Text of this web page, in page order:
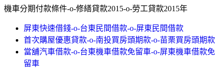
機車分期付款條件-o-修繕貸款2015-o-勞工貸款2015年
屏東快速借錢-o-台東民間借款-o-屏東民間借款
首次購屋優惠貸款-o-南投買房頭期款-o-苗栗買房頭期款
當舖汽車借款-o-台東機車借款免留車-o-屏東機車借款免
留車